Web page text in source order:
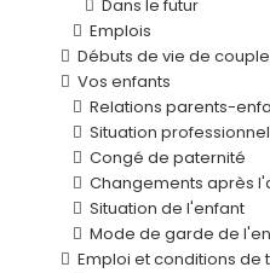
Dans le futur
Emplois
Débuts de vie de couple
Vos enfants
Relations parents-
Situation
Congé de paternité
Changements après
Situation de l'enfant
Mode de garde de
Emploi et conditions de